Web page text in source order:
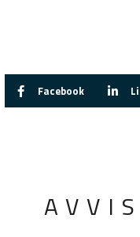
Facebook